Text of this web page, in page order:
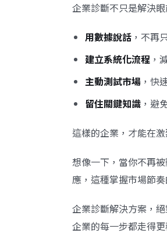
企業診斷不只是解決
用數據說話 ，不再
建立系統化流程 ，
主動測試市場 ，快
留住關鍵知識 ，避
這樣的企業，才能在
想像一下，當你不再
應，這種掌握市場節
企業診斷解決方案，
企業的每一步都走得